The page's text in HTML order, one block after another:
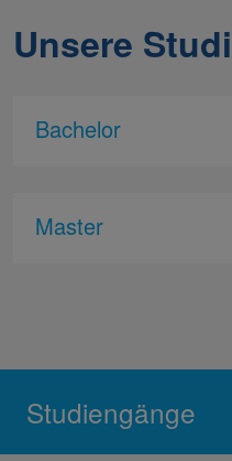
Unsere
Bachelor
Master
Studiengänge